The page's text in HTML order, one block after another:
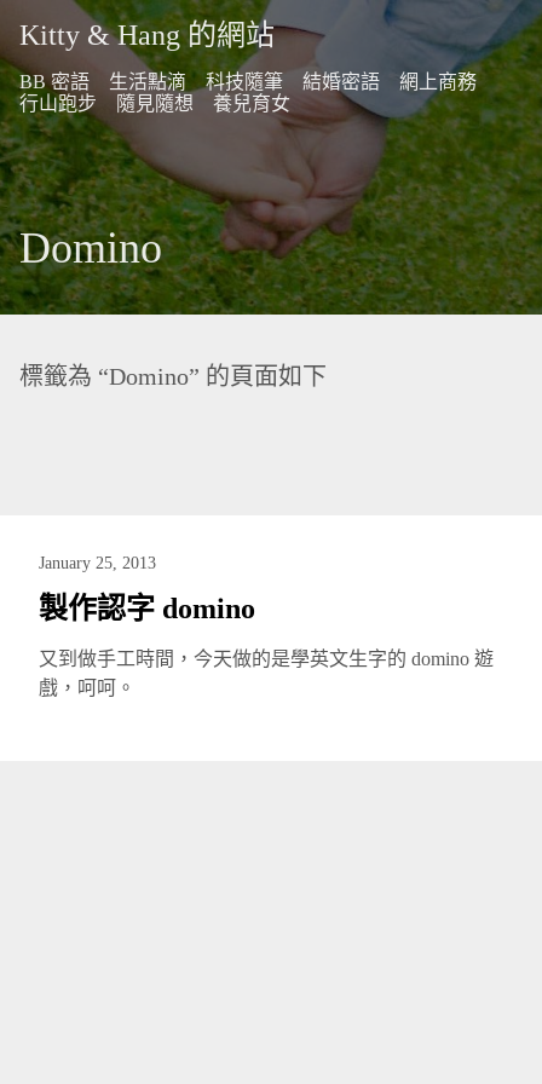
Kitty & Hang 的網站
BB 密語 生活點滴 科技隨筆 結婚密語
網上商務
行山跑步
隨見隨想 養兒育女
Domino
標籤為 “Domino” 的頁面如下
January 25, 2013
製作認字 domino
又到做手工時間，今天做的是學英文生字的 domino 遊
戲，呵呵。